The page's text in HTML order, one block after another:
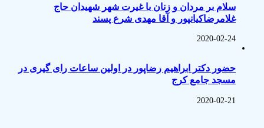
سلام بر مردان و زنان با غیرت شهر شهیدان حاج
غلامرضاکیانپور و آقا مهدی شرع پسند
2020-02-24
حضور دکتر ابراهیم رضاپور در اولین ساعات رای گیری در
مسجد جامع کرج
2020-02-21